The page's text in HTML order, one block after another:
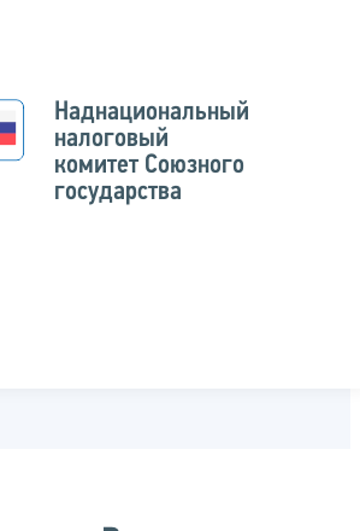
Наднациональный
налоговый
комитет Союзного
государства